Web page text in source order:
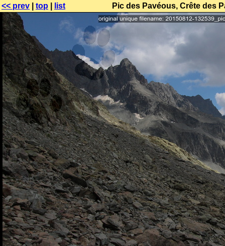
<< prev top list Pic des Pavéous, Crête des